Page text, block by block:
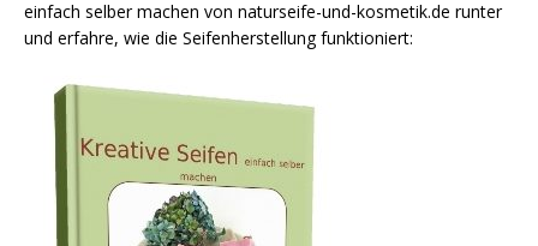
einfach selber machen von naturseife-und-kosmetik.de runter
und erfahre, wie die Seifenherstellung funktioniert: